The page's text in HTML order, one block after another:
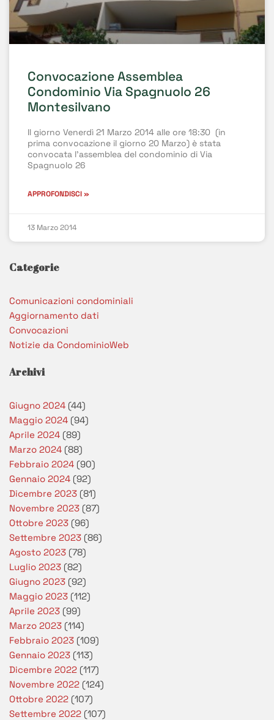
Convocazione Assemblea
Condominio Via Spagnuolo 26
Montesilvano
Il giorno Venerdì 21 Marzo 2014 alle ore 18:30 (in
prima convocazione il giorno 20 Marzo) è stata
convocata l’assemblea del condominio di Via
Spagnuolo 26
APPROFONDISCI »
13 Marzo 2014
Categorie
Comunicazioni condominiali
Aggiornamento dati
Convocazioni
Notizie da CondominioWeb
Archivi
Giugno 2024 (44)
Maggio 2024 (94)
Aprile 2024 (89)
Marzo 2024 (88)
Febbraio 2024 (90)
Gennaio 2024 (92)
Dicembre 2023 (81)
Novembre 2023 (87)
Ottobre 2023 (96)
Settembre 2023 (86)
Agosto 2023 (78)
Luglio 2023 (82)
Giugno 2023 (92)
Maggio 2023 (112)
Aprile 2023 (99)
Marzo 2023 (114)
Febbraio 2023 (109)
Gennaio 2023 (113)
Dicembre 2022 (117)
Novembre 2022 (124)
Ottobre 2022 (107)
Settembre 2022 (107)